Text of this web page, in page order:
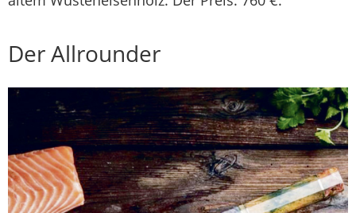
Der Allrounder